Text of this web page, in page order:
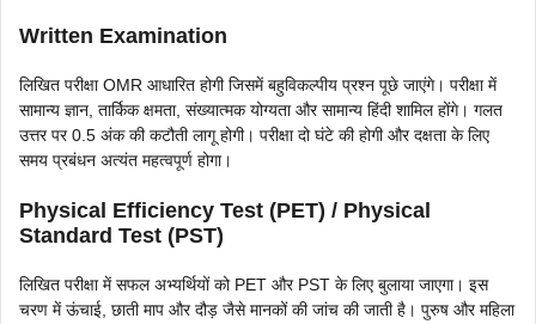
Written Examination
लिखित परीक्षा OMR आधारित होगी जिसमें बहुविकल्पीय प्रश्न पूछे जाएंगे। परीक्षा में
सामान्य ज्ञान, तार्किक क्षमता, संख्यात्मक योग्यता और सामान्य हिंदी शामिल होंगे। गलत
उत्तर पर 0.5 अंक की कटौती लागू होगी। परीक्षा दो घंटे की होगी और दक्षता के लिए
समय प्रबंधन अत्यंत महत्वपूर्ण होगा।
Physical Efficiency Test (PET) / Physical
Standard Test (PST)
लिखित परीक्षा में सफल अभ्यर्थियों को PET और PST के लिए बुलाया जाएगा। इस
चरण में ऊंचाई, छाती माप और दौड़ जैसे मानकों की जांच की जाती है। पुरुष और महिला